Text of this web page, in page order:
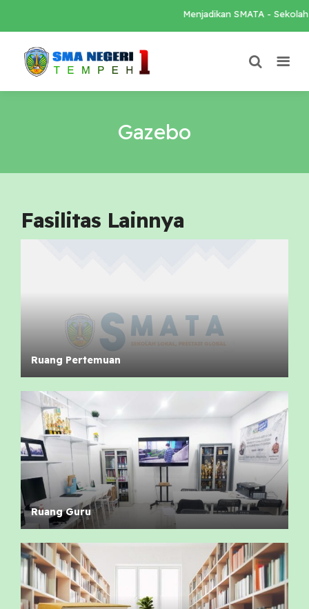
Menjadikan SMATA -
Gazebo
Fasilitas Lainnya
Ruang Pertemuan
Ruang Guru